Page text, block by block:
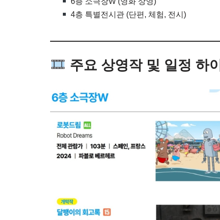
4층 특별전시관 (단편, 체험, 전시)
주요 상영작 및 일정 하